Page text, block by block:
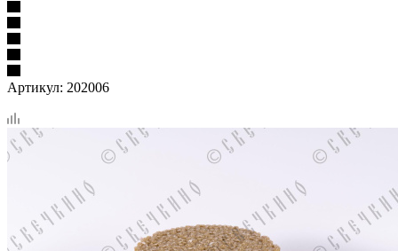
Артикул: 202006